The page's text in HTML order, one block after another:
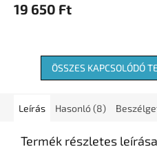
19 650 Ft
ÖSSZES KAPCSOLÓDÓ
Leírás Hasonló (8)
Termék részletes leírása